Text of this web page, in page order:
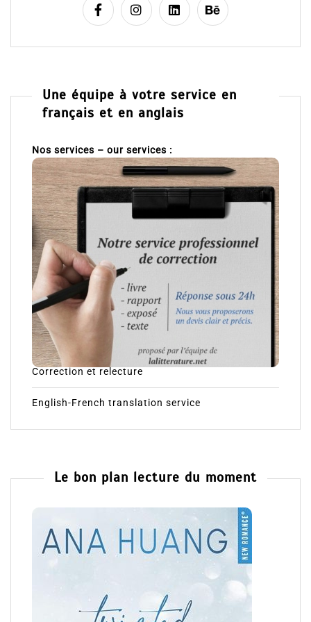
Une équipe à votre service en
français et en anglais
Nos services – our services :
Correction et relecture
English-French translation service
Le bon plan lecture du moment